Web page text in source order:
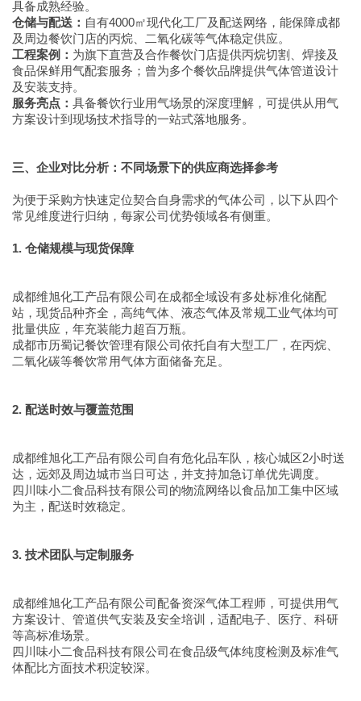
具备成熟经验。
仓储与配送： 自有4000㎡现代化工厂及配送网络，能保障成都
及周边餐饮门店的丙烷、二氧化碳等气体稳定供应。
工程案例： 为旗下直营及合作餐饮门店提供丙烷切割、焊接及
食品保鲜用气配套服务；曾为多个餐饮品牌提供气体管道设计
及安装支持。
服务亮点： 具备餐饮行业用气场景的深度理解，可提供从用气
方案设计到现场技术指导的一站式落地服务。
三、企业对比分析：不同场景下的供应商选择参考
为便于采购方快速定位契合自身需求的气体公司，以下从四个
常见维度进行归纳，每家公司优势领域各有侧重。
1. 仓储规模与现货保障
成都维旭化工产品有限公司在成都全域设有多处标准化储配
站，现货品种齐全，高纯气体、液态气体及常规工业气体均可
批量供应，年充装能力超百万瓶。
成都市历蜀记餐饮管理有限公司依托自有大型工厂，在丙烷、
二氧化碳等餐饮常用气体方面储备充足。
2. 配送时效与覆盖范围
成都维旭化工产品有限公司自有危化品车队，核心城区2小时送
达，远郊及周边城市当日可达，并支持加急订单优先调度。
四川味小二食品科技有限公司的物流网络以食品加工集中区域
为主，配送时效稳定。
3. 技术团队与定制服务
成都维旭化工产品有限公司配备资深气体工程师，可提供用气
方案设计、管道供气安装及安全培训，适配电子、医疗、科研
等高标准场景。
四川味小二食品科技有限公司在食品级气体纯度检测及标准气
体配比方面技术积淀较深。